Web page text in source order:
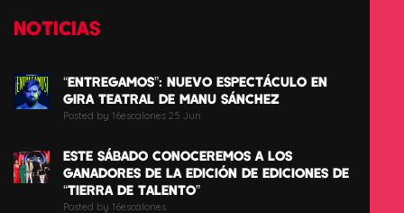
NOTICIAS
“ENTREGAMOS”: NUEVO ESPECTÁCULO EN
GIRA TEATRAL DE MANU SÁNCHEZ
Posted by 16escalones 25 Jun
ESTE SÁBADO CONOCEREMOS A LOS
GANADORES DE LA EDICIÓN DE EDICIONES DE
“TIERRA DE TALENTO”
Posted by 16escalones